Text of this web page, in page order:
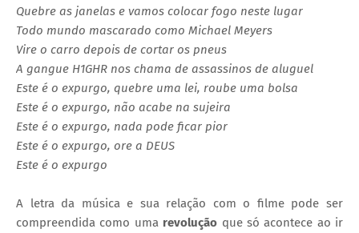
Quebre as janelas e vamos colocar fogo neste lugar
Todo mundo mascarado como Michael Meyers
Vire o carro depois de cortar os pneus
A gangue H1GHR nos chama de assassinos de aluguel
Este é o expurgo, quebre uma lei, roube uma bolsa
Este é o expurgo, não acabe na sujeira
Este é o expurgo, nada pode ficar pior
Este é o expurgo, ore a DEUS
Este é o expurgo
A letra da música e sua relação com o filme pode ser
compreendida como uma revolução que só acontece ao ir